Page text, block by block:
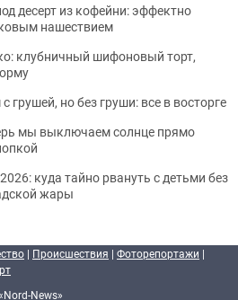
десерт из кофейни: эффектно
нашествием
клубничный шифоновый торт,
грушей, но без груши: все в восторге
мы выключаем солнце прямо
куда тайно рвануть с детьми без
жары
| Происшествия | Фоторепортажи |
News»